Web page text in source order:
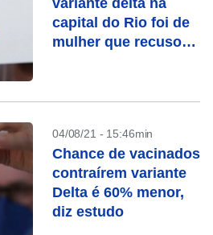
variante delta na
capital do Rio foi de
mulher que recusou
04/08/21 - 15:46min
Chance de vacinados
contraírem variante
Delta é 60% menor,
diz estudo